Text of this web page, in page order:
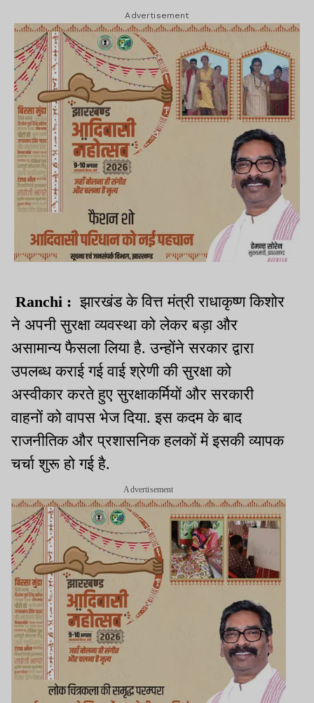
Advertisement
Ranchi :झारखंड के वित्त मंत्री राधाकृष्ण किशोर
ने अपनी सुरक्षा व्यवस्था को लेकर बड़ा और
असामान्य फैसला लिया है. उन्होंने सरकार द्वारा
उपलब्ध कराई गई वाई श्रेणी की सुरक्षा को
अस्वीकार करते हुए सुरक्षाकर्मियों और सरकारी
वाहनों को वापस भेज दिया. इस कदम के बाद
राजनीतिक और प्रशासनिक हलकों में इसकी व्यापक
चर्चा शुरू हो गई है.
Advertisement